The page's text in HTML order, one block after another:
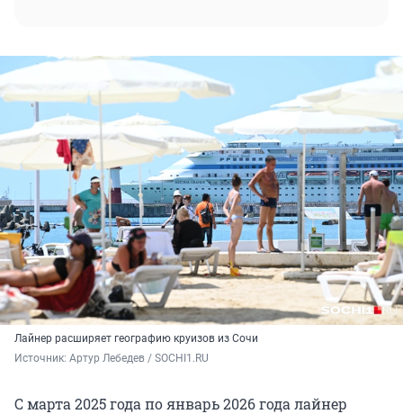
Лайнер расширяет географию круизов из Сочи
Источник: Артур Лебедев / SOCHI1.RU
С марта 2025 года по январь 2026 года лайнер